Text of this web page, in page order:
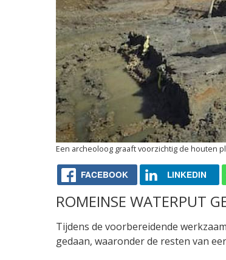
Een archeoloog graaft voorzichtig de houten
FACEBOOK LINKEDIN
ROMEINSE WATERPUT
Tijdens de voorbereidende
gedaan, waaronder de resten van